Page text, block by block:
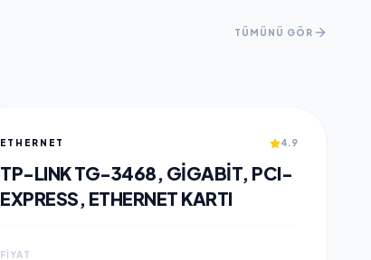
TÜMÜNÜ GÖR
ETHERNET 4.9
TP-LINK TG-3468, GIGABIT, PCI-
EXPRESS, ETHERNET KARTI
FIYAT